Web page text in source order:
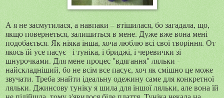
А я не засмутилася, а навпаки – втішилася, бо загадала, що,
якщо повернеться, залишиться в мене. Дуже вже вона мені
подобається. Як ніяка інша, хоча люблю всі свої творіння. От
якось їй усе пасує - і туніка, і бриджі, і черевички зі
шнурочками. Для мене процес "вдягання" ляльки -
найскладніший, бо не всім все пасує, хоч як смішно це може
звучати. Треба знайти ідеальну одежину саме для конкретної
ляльки. Джинсову туніку я шила для іншої ляльки, але вона їй